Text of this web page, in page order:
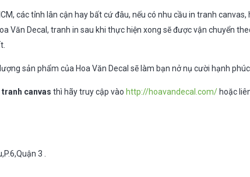
các tỉnh lân cận hay bất cứ đâu, nếu có nhu cầu in tranh canvas,
Văn Decal, tranh in sau khi thực hiện xong sẽ được vận chuyển
sản phẩm của Hoa Văn Decal sẽ làm bạn nở nụ cười hạnh phúc.
tranh canvas thì hãy truy cập vào http://hoavandecal.com/ hoặc
3 .